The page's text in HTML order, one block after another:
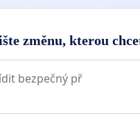
změnu, kterou